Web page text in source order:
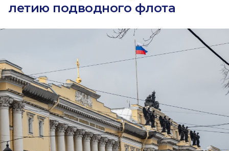
летию подводного флота